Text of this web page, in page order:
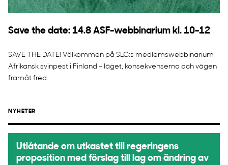
Save the date: 14.8 ASF-webbinarium kl. 10-12
SAVE THE DATE! Välkommen på SLC:s medlemswebbinarium
Afrikansk svinpest i Finland – läget, konsekvenserna och vägen
framåt fred...
NYHETER
Utlåtande om utkastet till regeringens
proposition med förslag till lag om ändring av